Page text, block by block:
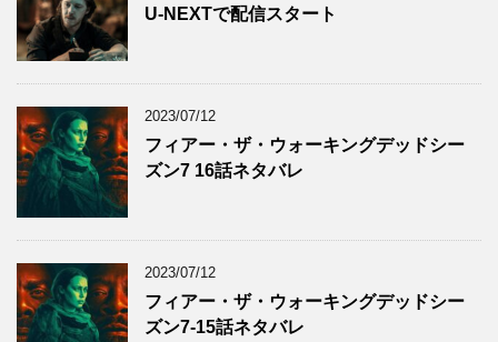
U-NEXTで配信スタート
2023/07/12
フィアー・ザ・ウォーキングデッドシー
ズン7 16話ネタバレ
2023/07/12
フィアー・ザ・ウォーキングデッドシー
ズン7-15話ネタバレ